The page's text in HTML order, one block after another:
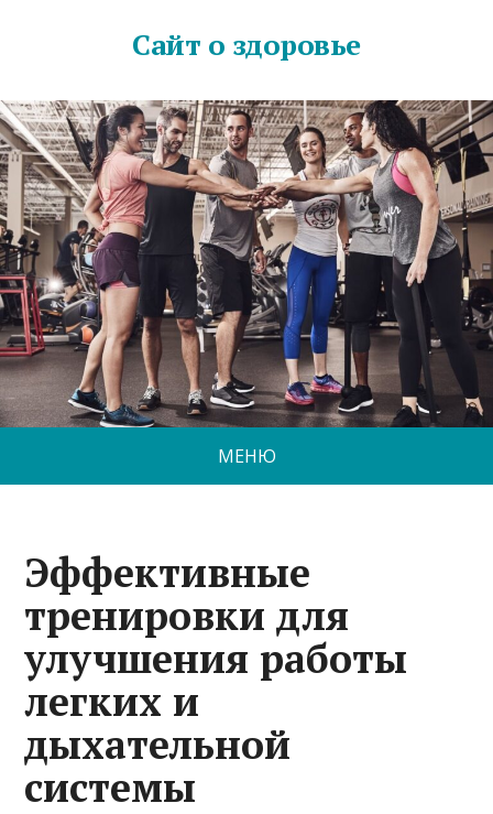
Сайт о здоровье
МЕНЮ
Эффективные
тренировки для
улучшения работы
легких и
дыхательной
системы